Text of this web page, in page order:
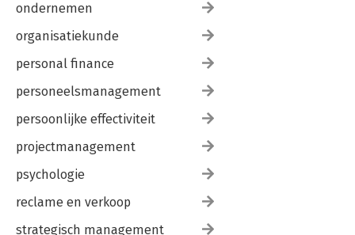
ondernemen
organisatiekunde
personal finance
personeelsmanagement
persoonlijke effectiviteit
projectmanagement
psychologie
reclame en verkoop
strategisch management